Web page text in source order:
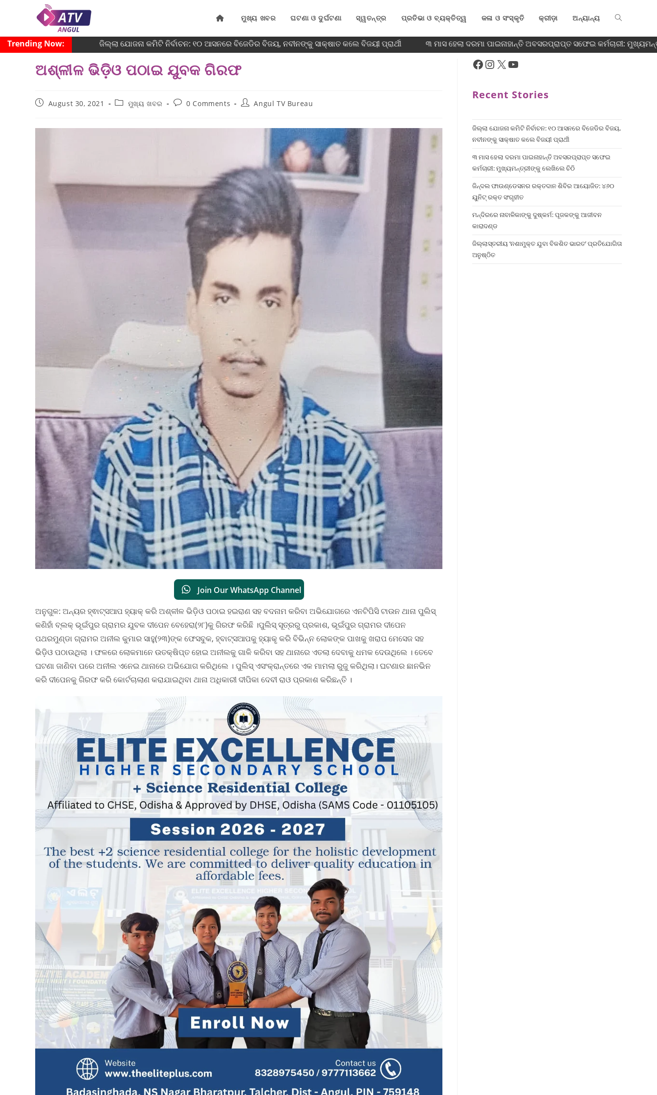
ମୁଖ୍ୟ ଖବର ଘଟଣା ଓ ଦୁର୍ଘଟଣା ସ୍ୱତନ୍ତ୍ର ପ୍ରତିଭା ଓ ବ୍ୟକ୍ତିତ୍ୱ କଳା ଓ ସଂସ୍କୃତି କ୍ରୀଡ଼ା ଅନ୍ୟାନ୍ୟ
Trending Now: ଜିଲ୍ଲା ଯୋଜନା କମିଟି ନିର୍ବାଚନ: ୧୦ ଆସନରେ ବିଜେଡିର ବିଜୟ, ନବୀନଙ୍କୁ ସାକ୍ଷାତ କଲେ ବିଜୟୀ ପ୍ରାର୍ଥୀ ୩ ମାସ ହେଲା ଦରମା ପାଇନାହାନ୍ତି ଅବସରପ୍ରାପ୍ତ ସଫେଇ କର୍ମଚାରୀ:
ଅଶ୍ଳୀଳ ଭିଡ଼ିଓ ପଠାଇ ଯୁବକ ଗିରଫ
August 30, 2021 ମୁଖ୍ୟ ଖବର 0 Comments Angul TV Bureau
Join Our WhatsApp Channel
ଅନୁଗୁଳ: ଅନ୍ୟର ହ୍ଵାଟ୍ସଆପ ହ୍ୟାକ୍ କରି ଅଶ୍ଳୀଳ ଭିଡ଼ିଓ ପଠାଇ ହଇରାଣ ସହ ବଦନାମ କରିବା ଅଭିଯୋଗରେ ଏନଟିପିସି ଟାଉନ ଥାନା ପୁଲିସ୍
କଣିହାଁ ବ୍ଲକ୍ ଭୂଇଁପୁର ଗ୍ରାମର ଯୁବକ ଦୀପେନ ବେହେରା(୨୮)କୁ ଗିରଫ କରିଛି ।ପୁଲିସ୍ ସୂତ୍ରରୁ ପ୍ରକାଶ, ଭୂଇଁପୁର ଗ୍ରାମର ଦୀପେନ
ପଥରମୁଣ୍ଡା ଗ୍ରାମର ଅନୀଲ କୁମାର ସାହୁ(୨୩)ଙ୍କ ଫେସବୁକ, ହ୍ବାଟ୍ସଆପକୁ ହ୍ୟାକୄ କରି ବିଭିନ୍ନ ଲୋକଙ୍କ ପାଖକୁ ଖରାପ ମେସେଜ ସହ
ଭିଡ଼ିଓ ପଠାଉଥିଲା । ଫଳରେ ଲୋକମାନେ ଉତକ୍ଷିପ୍ତ ହୋଇ ଅନୀଲକୁ ଗାଳି କରିବା ସହ ଥାନାରେ ଏତଲା ଦେବାକୁ ଧମକ ଦେଉଥିଲେ । ତେବେ
ଘଟଣା ଜାଣିବା ପରେ ଅନୀଲ ଏନେଇ ଥାନାରେ ଅଭିଯୋଗ କରିଥିଲେ । ପୁଲିସ୍ ଏସଂକ୍ରାନ୍ତରେ ଏକ ମାମଲା ରୁଜୁ କରିଥିଲା। ଘଟଣାର ଛାନଭିନ
କରି ଦୀପେନକୁ ଗିରଫ କରି କୋର୍ଟଚାଲାଣ କରାଯାଇଥିବା ଥାନା ଅଧିକାରୀ ଦୀପିକା ଦେବୀ ରାଓ ପ୍ରକାଶ କରିଛନ୍ତି ।
Recent Stories
ଜିଲ୍ଲା ଯୋଜନା କମିଟି ନିର୍ବାଚନ: ୧୦ ଆସନରେ ବିଜେଡିର ବିଜୟ,
ନବୀନଙ୍କୁ ସାକ୍ଷାତ କଲେ ବିଜୟୀ ପ୍ରାର୍ଥୀ
୩ ମାସ ହେଲା ଦରମା ପାଇନାହାନ୍ତି ଅବସରପ୍ରାପ୍ତ ସଫେଇ
କର୍ମଚାରୀ: ମୁଖ୍ୟମନ୍ତ୍ରୀଙ୍କୁ ଲେଖିଲେ ଚିଠି
ଜିନ୍ଦଲ ଫାଉଣ୍ଡେସନର ରକ୍ତଦାନ ଶିବିର ଆୟୋଜିତ: ୪୬୦
ୟୁନିଟ୍ ରକ୍ତ ସଂଗୃହୀତ
ମନ୍ଦିରରେ ନାବାଳିକାଙ୍କୁ ଦୁଷ୍କର୍ମ: ପୂଜକଙ୍କୁ ଆଜୀବନ
କାରାଦଣ୍ଡ
ଜିଲ୍ଲାସ୍ତରୀୟ ‘ନଶାମୁକ୍ତ ଯୁବା ବିକଶିତ ଭାରତ’ ପ୍ରତିଯୋଗିତା
ଅନୁଷ୍ଠିତ